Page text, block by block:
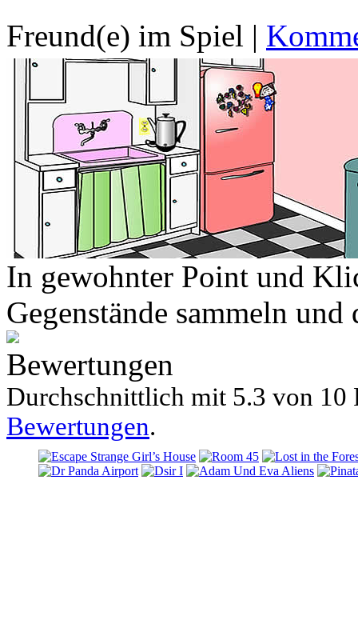
Freund(e) im Spiel |
In gewohnter Point und
Gegenstände sammeln
Bewertungen
Durchschnittlich mit 5.3 von 10
Bewertungen.